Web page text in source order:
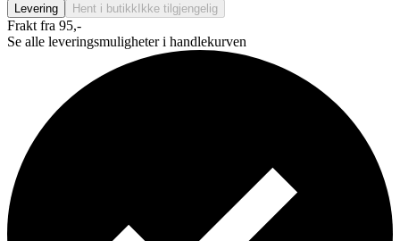
Levering Hent i butikk Ikke tilgjengelig
Frakt fra 95,-
Se alle leveringsmuligheter i handlekurven